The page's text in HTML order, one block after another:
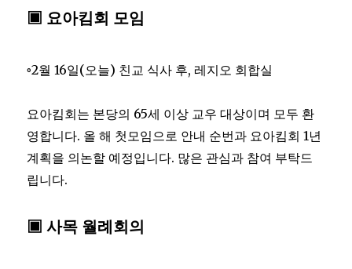
▣ 요아킴회 모임
◦2월 16일(오늘) 친교 식사 후, 레지오 회합실
요아킴회는 본당의 65세 이상 교우 대상이며 모두 환
영합니다. 올 해 첫모임으로 안내 순번과 요아킴회 1년
계획을 의논할 예정입니다. 많은 관심과 참여 부탁드
립니다.
▣ 사목 월례회의